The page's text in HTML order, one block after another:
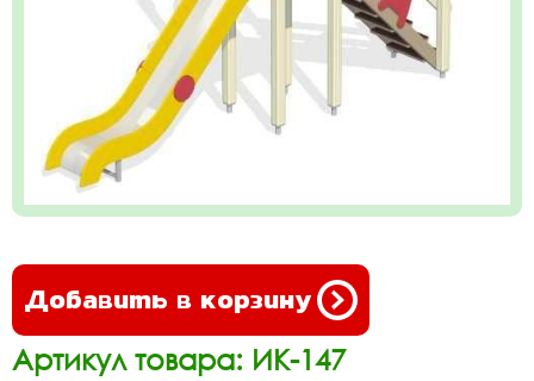
Добавить в корзину
Артикул товара: ИК-147